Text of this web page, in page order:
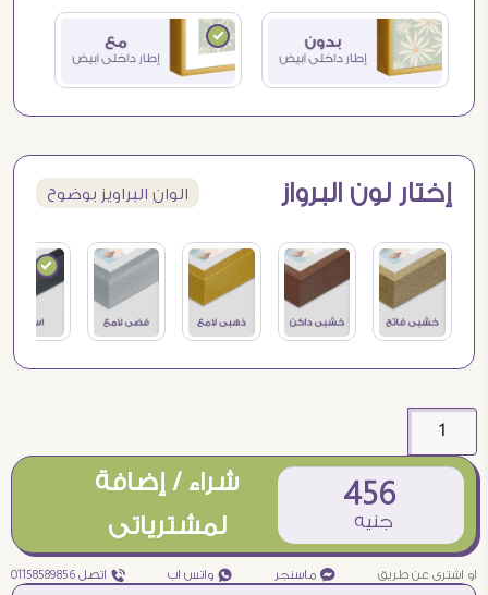
إختار لون البرواز الوان البراويز بوضوح
456
جنيه
شراء / إضافة
لمشترياتى
او اشترى عن طريق ¥ ماسنجر ₧ واتس اب ƒ اتصل 01158589856